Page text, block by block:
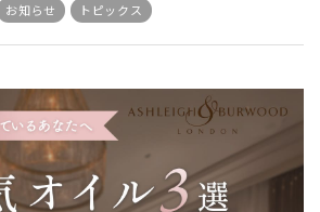
お知らせ トピックス